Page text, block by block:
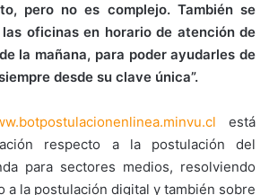
pero no es complejo. También se
oficinas en horario de atención de
la mañana, para poder ayudarles de
desde su clave única”.
está
respecto a la postulación del
para sectores medios, resolviendo
a la postulación digital y también sobre